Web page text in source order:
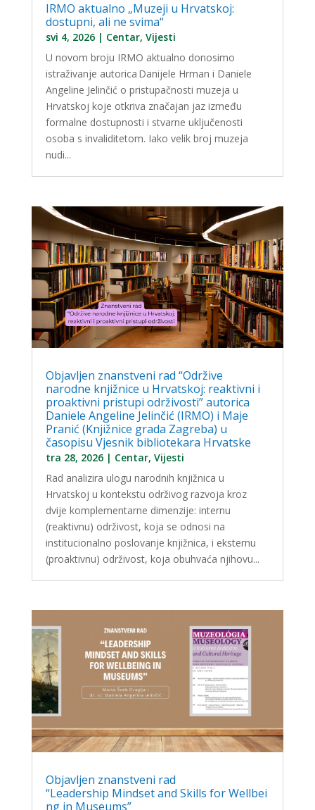
IRMO aktualno „Muzeji u Hrvatskoj:
dostupni, ali ne svima“
svi 4, 2026| Centar, Vijesti
U novom broju IRMO aktualno donosimo
istraživanje autorica Danijele Hrman i Daniele
Angeline Jelinčić o pristupačnosti muzeja u
Hrvatskoj koje otkriva značajan jaz između
formalne dostupnosti i stvarne uključenosti
osoba s invaliditetom. Iako velik broj muzeja
nudi...
Objavljen znanstveni rad “Održive
narodne knjižnice u Hrvatskoj: reaktivni i
proaktivni pristupi održivosti” autorica
Daniele Angeline Jelinčić (IRMO) i Maje
Pranić (Knjižnice grada Zagreba) u
časopisu Vjesnik bibliotekara Hrvatske
tra 28, 2026| Centar, Vijesti
Rad analizira ulogu narodnih knjižnica u
Hrvatskoj u kontekstu održivog razvoja kroz
dvije komplementarne dimenzije: internu
(reaktivnu) održivost, koja se odnosi na
institucionalno poslovanje knjižnica, i eksternu
(proaktivnu) održivost, koja obuhvaća njihovu...
Objavljen znanstveni rad
“Leadership Mindset and Skills for Wellbei
ng in Museums”